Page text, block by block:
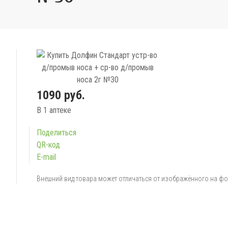
1090 руб.
В 1 аптеке
Поделиться
QR-код
E-mail
Внешний вид товара может отличаться от изображённого на